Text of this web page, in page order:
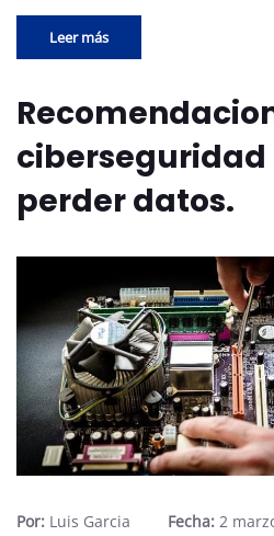
Leer más
ciberseguridad
perder datos.
Por: Luis Garcia Fecha: 2